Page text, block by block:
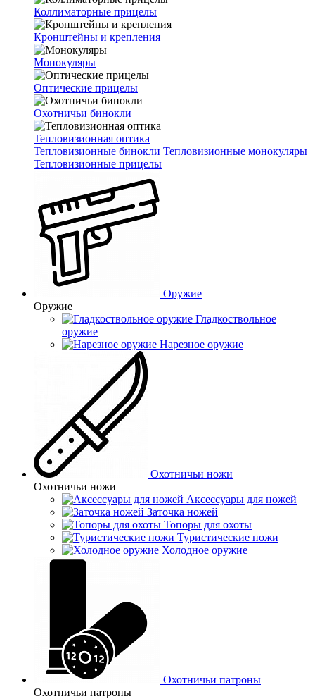
Коллиматорные прицелы
Кронштейны и крепления
Монокуляры
Оптические прицелы
Охотничьи бинокли
Тепловизионная оптика
Тепловизионные бинокли Тепловизионные монокуляры
Тепловизионные прицелы
Оружие
Оружие
Гладкоствольное
оружие
Нарезное оружие
Охотничьи ножи
Охотничьи ножи
Аксессуары для ножей
Заточка ножей
Топоры для охоты
Туристические ножи
Холодное оружие
Охотничьи патроны
Охотничьи патроны